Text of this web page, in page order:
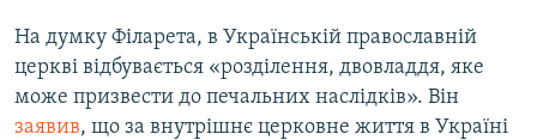
На думку Філарета, в Українській православній
церкві відбувається «розділення, двовладдя, яке
може призвести до печальних наслідків». Він
заявив, що за внутрішнє церковне життя в Україні